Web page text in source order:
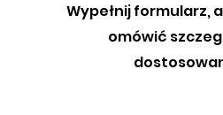
Wypełnij formularz,
omówić